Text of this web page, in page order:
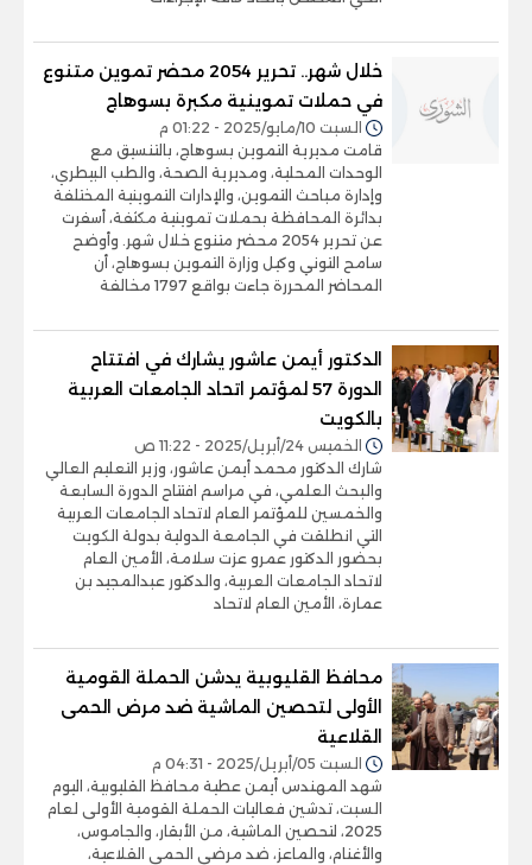
خلال شهر.. تحرير 2054 محضر تموين متنوع
في حملات تموينية مكبرة بسوهاج
السبت 10/مايو/2025 - 01:22 م
قامت مديرية التموين بسوهاج، بالتنسيق مع
الوحدات المحلية، ومديرية الصحة، والطب البيطري،
وإدارة مباحث التموين، والإدارات التموينية المختلفة
بدائرة المحافظة بحملات تموينية مكثفة، أسفرت
عن تحرير 2054 محضر متنوع خلال شهر. وأوضح
سامح التوني وكيل وزارة التموين بسوهاج، أن
المحاضر المحررة جاءت بواقع 1797 مخالفة
الدكتور أيمن عاشور يشارك في افتتاح
الدورة 57 لمؤتمر اتحاد الجامعات العربية
بالكويت
الخميس 24/أبريل/2025 - 11:22 ص
شارك الدكتور محمد أيمن عاشور، وزير التعليم العالي
والبحث العلمي، في مراسم افتتاح الدورة السابعة
والخمسين للمؤتمر العام لاتحاد الجامعات العربية
التي انطلقت في الجامعة الدولية بدولة الكويت
بحضور الدكتور عمرو عزت سلامة، الأمين العام
لاتحاد الجامعات العربية، والدكتور عبدالمجيد بن
عمارة، الأمين العام لاتحاد
محافظ القليوبية يدشن الحملة القومية
الأولى لتحصين الماشية ضد مرض الحمى
القلاعية
السبت 05/أبريل/2025 - 04:31 م
شهد المهندس أيمن عطية محافظ القليوبية، اليوم
السبت، تدشين فعاليات الحملة القومية الأولى لعام
2025، لتحصين الماشية، من الأبقار، والجاموس،
والأغنام، والماعز، ضد مرضي الحمى القلاعية،